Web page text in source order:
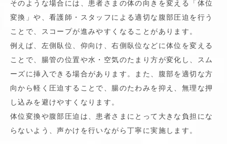
そのような場合には、患者さまの体の向きを変える「体位
変換」や、看護師・スタッフによる適切な腹部圧迫を行う
ことで、スコープが進みやすくなることがあります。
例えば、左側臥位、仰向け、右側臥位などに体位を変える
ことで、腸管の位置や水・空気のたまり方が変化し、スム
ーズに挿入できる場合があります。また、腹部を適切な方
向から軽く圧迫することで、腸のたわみを抑え、無理な押
し込みを避けやすくなります。
体位変換や腹部圧迫は、患者さまにとって大きな負担にな
らないよう、声かけを行いながら丁寧に実施します。